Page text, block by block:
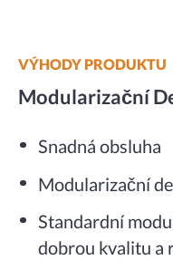
VÝHODY PRODUKTU
Modularizační
Snadná obsluha
Modularizační
Standardní
dobrou kvalitu a